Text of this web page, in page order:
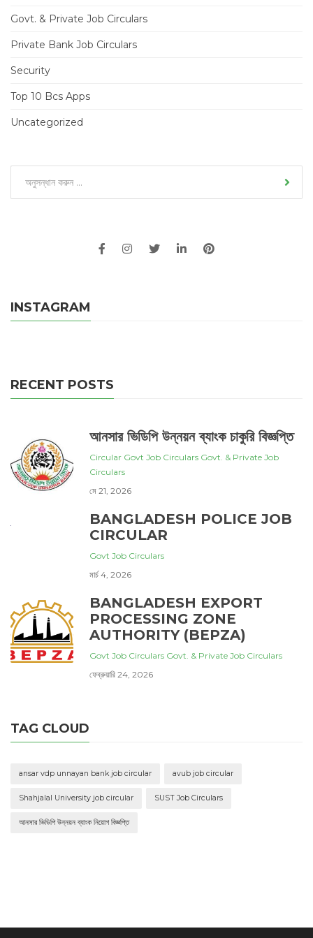
Govt. & Private Job Circulars
Private Bank Job Circulars
Security
Top 10 Bcs Apps
Uncategorized
INSTAGRAM
RECENT POSTS
আনসার ভিডিপি উন্নয়ন ব্যাংক চাকুরি বিজ্ঞপ্তি
Circular Govt Job Circulars Govt. & Private Job
Circulars
মে 21, 2026
BANGLADESH POLICE JOB
CIRCULAR
Govt Job Circulars
মার্চ 4, 2026
BANGLADESH EXPORT
PROCESSING ZONE
AUTHORITY (BEPZA)
Govt Job Circulars Govt. & Private Job Circulars
ফেব্রুয়ারি 24, 2026
TAG CLOUD
ansar vdp unnayan bank job circular avub job circular
Shahjalal University job circular SUST Job Circulars
আনসার ভিডিপি উন্নয়ন ব্যাংক নিয়োগ বিজ্ঞপ্তি